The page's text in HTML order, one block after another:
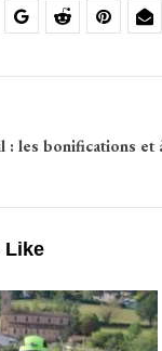
: les bonifications et
Like